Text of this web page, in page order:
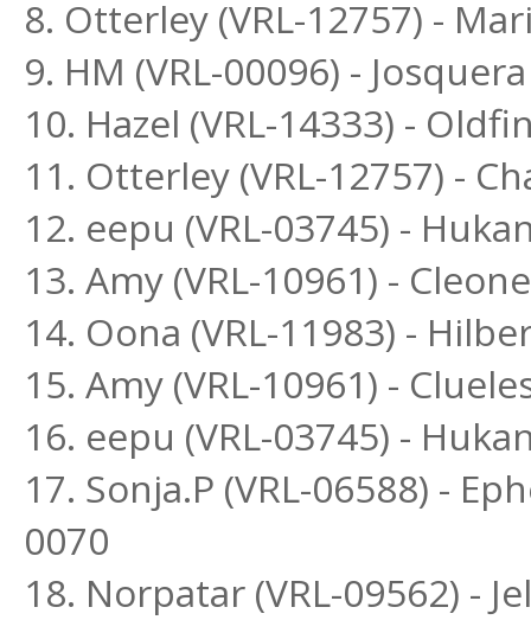
8. Otterley (VRL-12757) -
9. HM (VRL-00096) - Josquera
10. Hazel (VRL-14333) -
11. Otterley (VRL-12757) -
12. eepu (VRL-03745) -
13. Amy (VRL-10961) -
14. Oona (VRL-11983) -
15. Amy (VRL-10961) -
16. eepu (VRL-03745) -
17. Sonja.P (VRL-06588) -
0070
18. Norpatar (VRL-09562) -